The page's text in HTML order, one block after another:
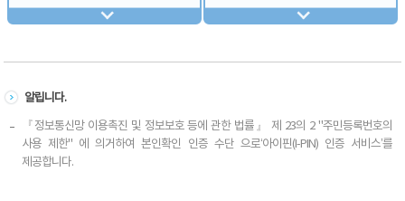
알립니다.
『정보통신망 이용촉진 및 정보보호 등에 관한 법률』 제 23의 2 "주민등록번호의
사용 제한" 에 의거하여 본인확인 인증 수단 으로‘아이핀(I-PIN) 인증 서비스’를
제공합니다.